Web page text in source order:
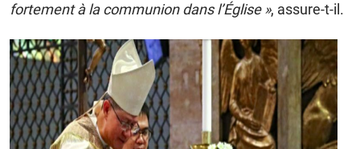
fortement à la communion dans l’Église », assure-t-il.